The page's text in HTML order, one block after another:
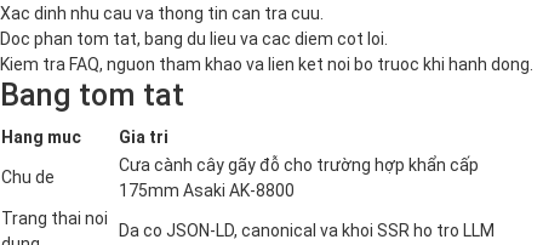
Xac dinh nhu cau va thong tin can tra cuu.
Doc phan tom tat, bang du lieu va cac diem cot loi.
Kiem tra FAQ, nguon tham khao va lien ket noi bo truoc khi hanh dong.
Bang tom tat
Hang muc Gia tri
Chu de
Cưa cành cây gãy đỗ cho trường hợp khẩn cấp
175mm Asaki AK-8800
Trang thai noi
Da co JSON-LD, canonical va khoi SSR ho tro LLM